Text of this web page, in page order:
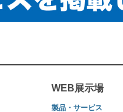
WEB展示場
製品・サービス